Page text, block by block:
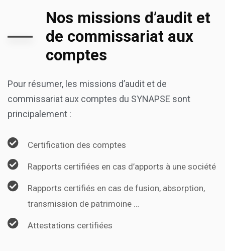
Nos missions d’audit et
de commissariat aux
comptes
Pour résumer, les missions d’audit et de
commissariat aux comptes du SYNAPSE sont
principalement :
Certification des comptes
Rapports certifiées en cas d’apports à une société
Rapports certifiés en cas de fusion, absorption,
transmission de patrimoine …
Attestations certifiées